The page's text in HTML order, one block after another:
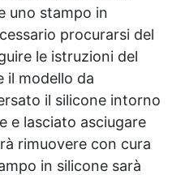
uno stampo in
procurarsi del
le istruzioni del
il modello da
il silicone intorno
e lasciato asciugare
rimuovere con cura
in silicone sarà